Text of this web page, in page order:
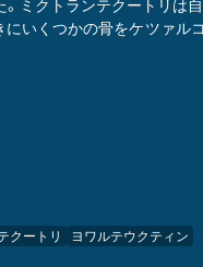
ミクトランテクートリは
いくつかの骨をケツァル
クートリ ヨワルテウクティン